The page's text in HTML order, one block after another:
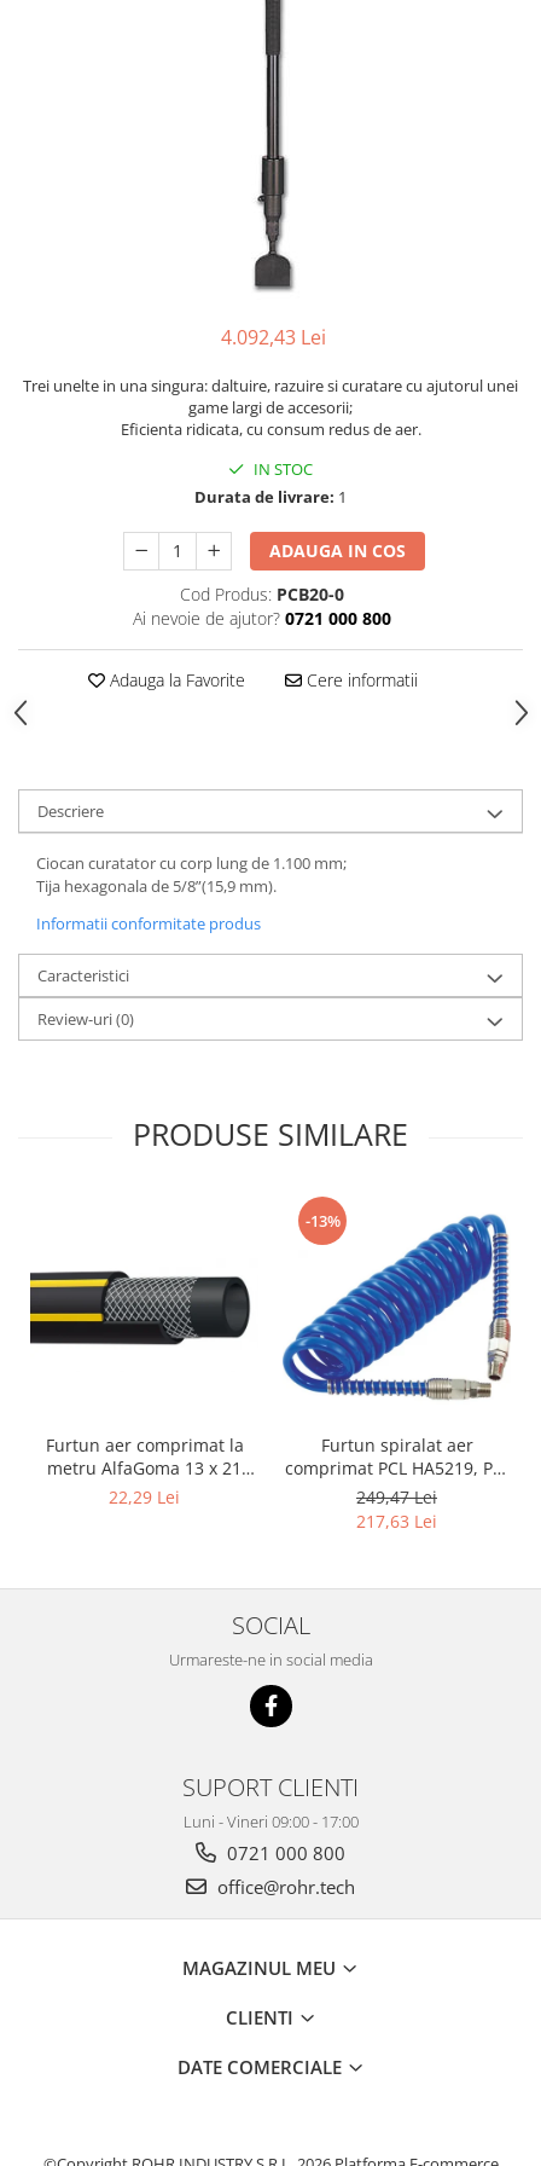
Ciocane daltuitoare pneumatice
Masini de insurubat cu clichet
Polizoare drepte
Polizoare unghiulare pneumatice
Polizoare verticale
Slefuitoare pneumatice
Surubelnite pneumatice
Tăiere și nituire pneumatică
4.092,43 Lei
Trei unelte in una singura: daltuire, razuire si curatare cu ajutorul unei
game largi de accesorii;
Eficienta ridicata, cu consum redus de aer.
IN STOC
Durata de livrare: 1
ADAUGA IN COS
Cod Produs: PCB20-0
Ai nevoie de ajutor? 0721 000 800
Adauga la Favorite Cere informatii
Descriere
Ciocan curatator cu corp lung de 1.100 mm;
Tija hexagonala de 5/8”(15,9 mm).
Informatii conformitate produs
Caracteristici
Review-uri(0)
PRODUSE SIMILARE
Furtun aer comprimat la
metru AlfaGoma 13 x 21
mm, 20 bar, rezistent la
22,29 Lei
-13%
Furtun spiralat aer
comprimat PCL HA5219, PU,
8 x 12 mm, 10 m, filet 1/4"
BSP
249,47 Lei
217,63 Lei
SOCIAL
Urmareste-ne in social media
SUPORT CLIENTI
Luni - Vineri 09:00 - 17:00
0721 000 800
office@rohr.tech
MAGAZINUL MEU
CLIENTI
DATE COMERCIALE